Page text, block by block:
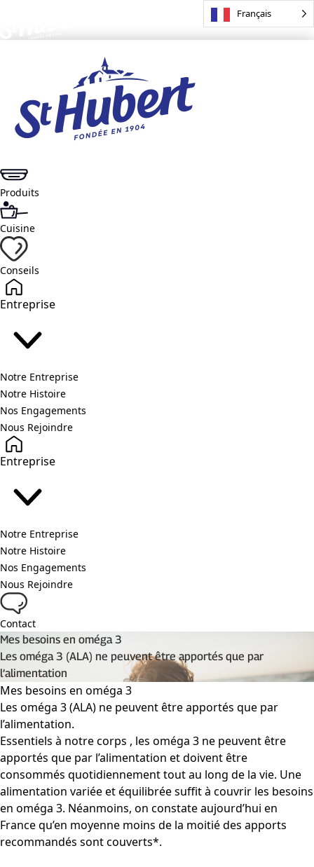
Produits
Cuisine
Conseils
Entreprise
Notre Entreprise
Notre Histoire
Nos Engagements
Nous Rejoindre
Entreprise
Notre Entreprise
Notre Histoire
Nos Engagements
Nous Rejoindre
Contact
Mes besoins en oméga 3
Les oméga 3 (ALA) ne peuvent être apportés que par
l’alimentation
Mes besoins en oméga 3
Les oméga 3 (ALA) ne peuvent être apportés que par
l’alimentation.
Essentiels à notre corps , les oméga 3 ne peuvent être
apportés que par l’alimentation et doivent être
consommés quotidiennement tout au long de la vie. Une
alimentation variée et équilibrée suffit à couvrir les besoins
en oméga 3. Néanmoins, on constate aujourd’hui en
France qu’en moyenne moins de la moitié des apports
recommandés sont couverts*.
Français